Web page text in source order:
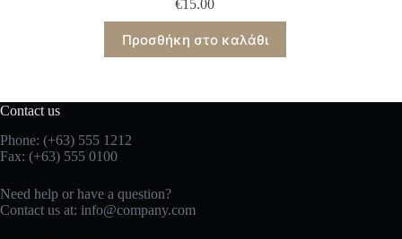
€15.00
Προσθήκη στο καλάθι
Contact us
Phone: (+63) 555 1212
Fax: (+63) 555 0100
Need help or have a question?
Contact us at: info@company.com